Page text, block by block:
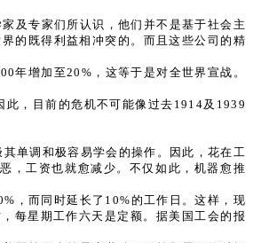
及专家们所认识，他们并不是基于社会主
的既得利益相冲突的。而且这些公司的精
年增加至20%，这等于是对全世界宣战。
，目前的危机不可能像过去1914及1939
单调和极容易学会的操作。因此，花在工
，工资也就愈减少。不仅如此，机器愈推
，而同时延长了10%的工作日。这样，现
每星期工作六天是定额。据美国工会的报